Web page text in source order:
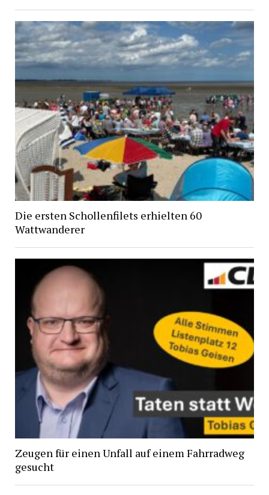
Die ersten Schollenfilets erhielten 60
Wattwanderer
Zeugen für einen Unfall auf einem Fahrradweg
gesucht